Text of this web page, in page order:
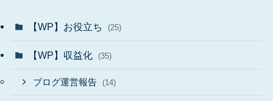
【WP】お役立ち (25)
【WP】収益化 (35)
ブログ運営報告 (14)